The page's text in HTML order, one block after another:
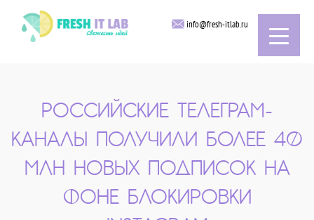
info@fresh-itlab.ru
РОССИЙСКИЕ ТЕЛЕГРАМ-
КАНАЛЫ ПОЛУЧИЛИ БОЛЕЕ 40
МЛН НОВЫХ ПОДПИСОК НА
ФОНЕ БЛОКИРОВКИ